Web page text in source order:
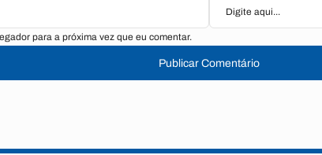
para a próxima vez que eu comentar.
Publicar Comentário